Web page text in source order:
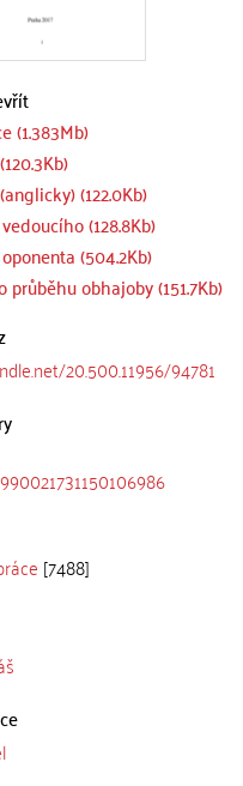
(1.383Mb)
(122.0Kb)
(128.8Kb)
(504.2Kb)
průběhu obhajoby (151.7Kb)
20.500.11956/94781
990021731150106986
[7488]